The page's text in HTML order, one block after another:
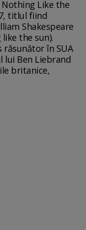
Like the
titlul fiind
Shakespeare
the sun).
răsunător în SUA
lui Ben Liebrand
britanice,